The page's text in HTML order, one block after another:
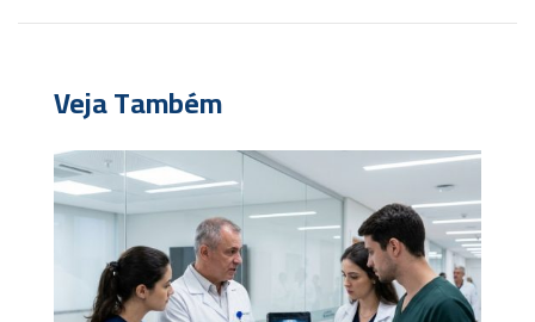
Veja Também